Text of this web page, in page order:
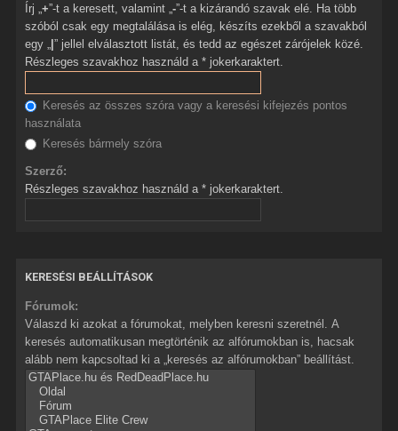
Írj „ +”-t a keresett, valamint „ -”-t a kizárandó szavak elé. Ha több
szóból csak egy megtalálása is elég, készíts ezekből a szavakból
egy „ |” jellel elválasztott listát, és tedd az egészet zárójelek közé.
Részleges szavakhoz használd a * jokerkaraktert.
Keresés az összes szóra vagy a keresési kifejezés pontos
használata
Keresés bármely szóra
Szerző:
Részleges szavakhoz használd a * jokerkaraktert.
KERESÉSI BEÁLLÍTÁSOK
Fórumok:
Válaszd ki azokat a fórumokat, melyben keresni szeretnél. A
keresés automatikusan megtörténik az alfórumokban is, hacsak
alább nem kapcsoltad ki a „keresés az alfórumokban” beállítást.